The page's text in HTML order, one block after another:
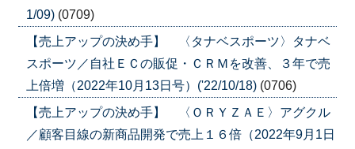
1/09) (0709)
【売上アップの決め手】 〈タナベスポーツ〉タナベ
スポーツ／自社ＥＣの販促・ＣＲＭを改善、３年で売
上倍増（2022年10月13日号）('22/10/18) (0706)
【売上アップの決め手】 〈ＯＲＹＺＡＥ〉アグクル
／顧客目線の新商品開発で売上１６倍（2022年9月1日